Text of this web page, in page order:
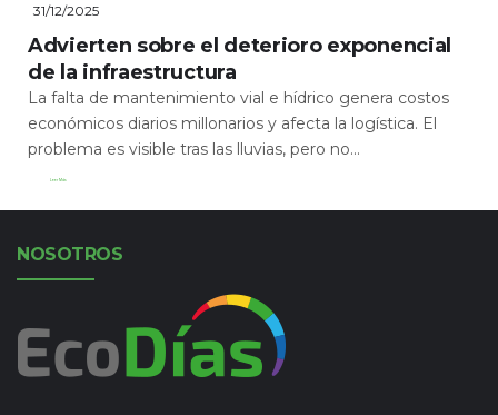
31/12/2025
Advierten sobre el deterioro exponencial
de la infraestructura
La falta de mantenimiento vial e hídrico genera costos
económicos diarios millonarios y afecta la logística. El
problema es visible tras las lluvias, pero no...
Leer Más
NOSOTROS